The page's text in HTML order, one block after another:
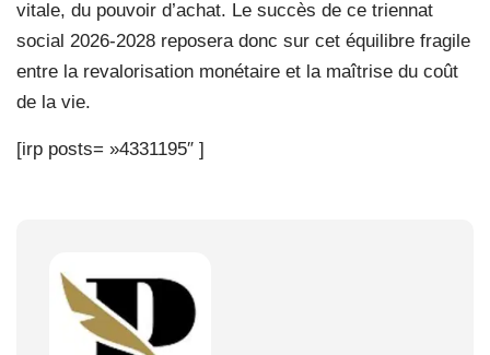
vitale, du pouvoir d’achat. Le succès de ce triennat
social 2026-2028 reposera donc sur cet équilibre fragile
entre la revalorisation monétaire et la maîtrise du coût
de la vie.
[irp posts= »4331195″ ]